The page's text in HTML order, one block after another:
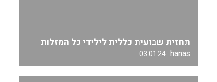
תחזית שבועית כללית לילידי כל המזלות
hanas
03.01.24